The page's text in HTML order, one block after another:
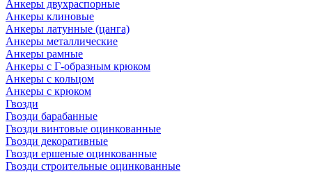
Анкеры двухраспорные
Анкеры клиновые
Анкеры латунные (цанга)
Анкеры металлические
Анкеры рамные
Анкеры с Г-образным крюком
Анкеры с кольцом
Анкеры с крюком
Гвозди
Гвозди барабанные
Гвозди винтовые оцинкованные
Гвозди декоративные
Гвозди ершеные оцинкованные
Гвозди строительные оцинкованные